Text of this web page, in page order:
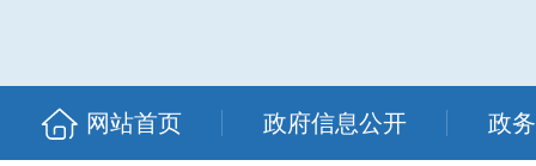
网站首页 政府信息公开 政